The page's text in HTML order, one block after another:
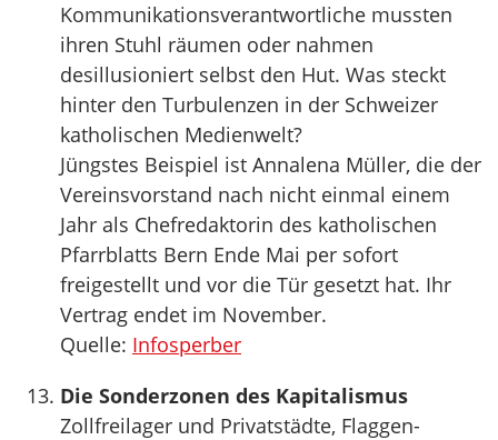
Kommunikationsverantwortliche mussten
ihren Stuhl räumen oder nahmen
desillusioniert selbst den Hut. Was steckt
hinter den Turbulenzen in der Schweizer
katholischen Medienwelt?
Jüngstes Beispiel ist Annalena Müller, die der
Vereinsvorstand nach nicht einmal einem
Jahr als Chefredaktorin des katholischen
Pfarrblatts Bern Ende Mai per sofort
freigestellt und vor die Tür gesetzt hat. Ihr
Vertrag endet im November.
Quelle: Infosperber
Die Sonderzonen des Kapitalismus
Zollfreilager und Privatstädte, Flaggen-